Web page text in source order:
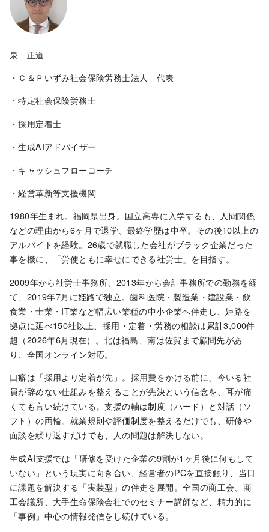
泉 正道
・Ｃ＆Ｐいずみ社会保険労務士法人 代表
・特定社会保険労務士
・採用定着士
・生成AIアドバイザー
・キャッシュフローコーチ
・経営革新等支援機関
1980年生まれ。福岡県出身。国立高専に入学するも、人間関係
などの理由から6ヶ月で退学、最終学歴は中卒。その後10以上の
アルバイトを経験。26歳で就職した会社がブラック企業だった
事を機に、「労使ともに幸せにできる社労士」を目指す。
2009年から社労士事務所、2013年から会計事務所での勤務を経
て、2019年7月に姫路で独立。歯科医院・製造業・建設業・飲
食業・士業・IT業など幅広い業種の中小企業へ伴走し、姫路を
拠点に延べ150社以上、採用・定着・労務の相談は累計3,000件
超（2026年6月現在）。北は福島、南は佐賀まで顧問先があ
り、全国オンライン対応。
口癖は「採用より定着が先」。採用費をかける前に、今いる社
員が辞めない仕組みを整えることが先決という信念を、耳が痛
くても言い続けている。支援の軸は制度（ハード）と対話（ソ
フト）の両輪。就業規則や評価制度を整えるだけでも、研修や
面談を繰り返すだけでも、人の問題は解決しない。
生成AI支援では「研修を受けた企業の9割が1ヶ月後に何もして
いない」という現実に向き合い、経営者のPCを直接触り、当日
に課題を解決する「実装型」の伴走を展開。全国の商工会、商
工会議所、大手生命保険会社でのセミナー講師など、精力的に
「事例」中心の情報発信をし続けている。